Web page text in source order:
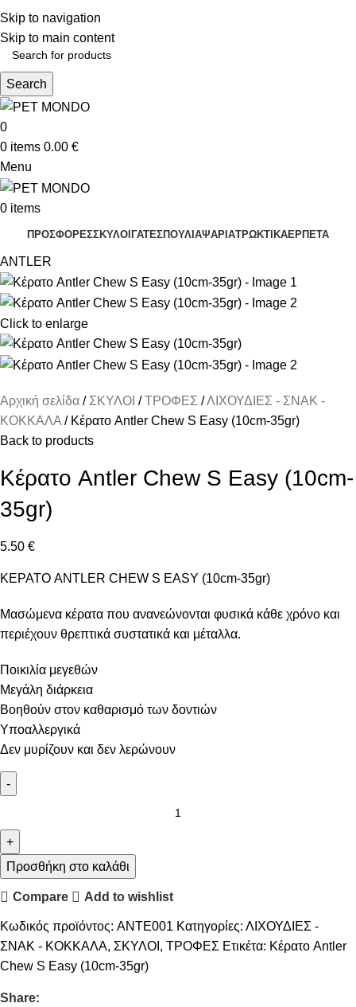
Skip to navigation
Skip to main content
ΥΠΟΛΟΙΠΗ ΕΛΛΑΔΑ ΑΝΩ ΤΩΝ 39€
ΔΩΡΕΑΝ DELIVERY ΣΤΗΝ ΠΟΛΗ ΤΗΣ ΘΕΣΣΑΛΟΝΙΚΗΣ
Search
0
0 items 0.00 €
Menu
0 items
ΠΡΟΣΦΟΡΕΣΣΚΥΛΟΙΓΑΤΕΣΠΟΥΛΙΑΨΑΡΙΑΤΡΩΚΤΙΚΑΕΡΠΕΤΑ
ANTLER
Click to enlarge
Αρχική σελίδα ΣΚΥΛΟΙ ΤΡΟΦΕΣ
ΛΙΧΟΥΔΙΕΣ - ΣΝΑΚ -
ΚΟΚΚΑΛΑ
Κέρατο Antler Chew S Easy (10cm-35gr)
Back to products
Κέρατο Antler Chew S Easy (10cm-
35gr)
5.50 €
ΚΕΡΑΤΟ ANTLER CHEW S EASY (10cm-35gr)
Μασώμενα κέρατα που ανανεώνονται φυσικά κάθε χρόνο και
περιέχουν θρεπτικά συστατικά και μέταλλα.
Ποικιλία μεγεθών
Μεγάλη διάρκεια
Βοηθούν στον καθαρισμό των δοντιών
Υποαλλεργικά
Δεν μυρίζουν και δεν λερώνουν
Προσθήκη στο καλάθι
Compare Add to wishlist
Κωδικός προϊόντος: ANTE001 Κατηγορίες: ΛΙΧΟΥΔΙΕΣ -
ΣΝΑΚ - ΚΟΚΚΑΛΑ, ΣΚΥΛΟΙ , ΤΡΟΦΕΣ Ετικέτα: Κέρατο Antler
Chew S Easy (10cm-35gr)
Share: